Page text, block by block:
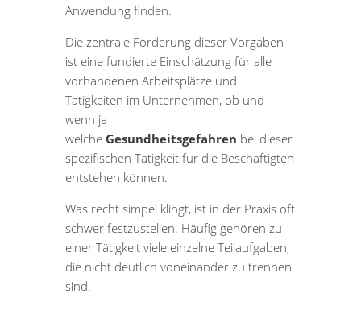
Anwendung finden.
Die zentrale Forderung dieser Vorgaben
ist eine fundierte Einschätzung für alle
vorhandenen Arbeitsplätze und
Tätigkeiten im Unternehmen, ob und
wenn ja
welche Gesundheitsgefahren bei dieser
spezifischen Tätigkeit für die Beschäftigten
entstehen können.
Was recht simpel klingt, ist in der Praxis oft
schwer festzustellen. Häufig gehören zu
einer Tätigkeit viele einzelne Teilaufgaben,
die nicht deutlich voneinander zu trennen
sind.